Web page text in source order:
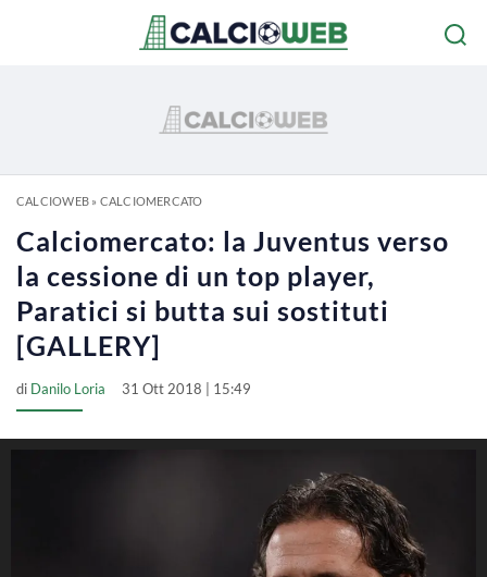
CALCIOWEB» CALCIOMERCATO
Calciomercato: la Juventus verso
la cessione di un top player,
Paratici si butta sui sostituti
[GALLERY]
di Danilo Loria 31 Ott 2018 | 15:49